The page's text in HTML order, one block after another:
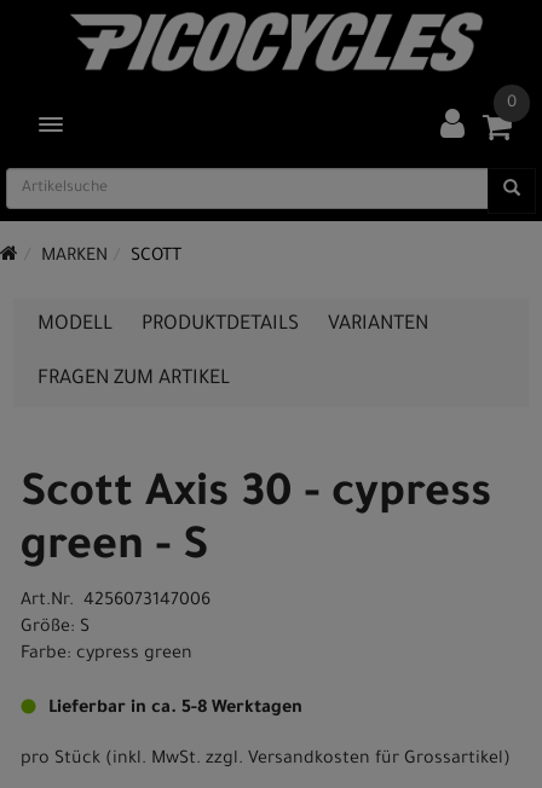
TOGGLE NAVIGATION
0
MARKEN SCOTT
MODELL PRODUKTDETAILS VARIANTEN
FRAGEN ZUM ARTIKEL
Scott Axis 30 - cypress
green - S
Art.Nr. 4256073147006
Größe: S
Farbe: cypress green
Lieferbar in ca. 5-8 Werktagen
pro Stück (inkl. MwSt. zzgl. Versandkosten für Grossartikel)